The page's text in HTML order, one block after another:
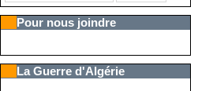
Pour nous joindre
La Guerre d'Algérie